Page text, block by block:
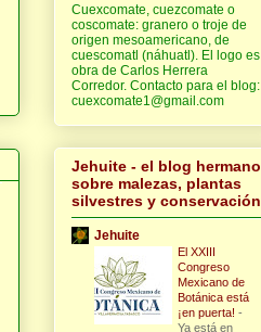
Cuexcomate, cuezcomate o
coscomate: granero o troje de
origen mesoamericano, de
cuescomatl (náhuatl). El logo es
obra de Carlos Herrera
Corredor. Contacto para el blog:
cuexcomate1@gmail.com
Jehuite - el blog hermano
sobre malezas, plantas
silvestres y conservación
Jehuite
El XXIII
Congreso
Mexicano de
Botánica está
¡en puerta! -
Ya está en